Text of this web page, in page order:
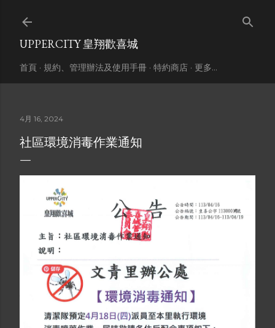
UPPERCITY 皇翔歡喜城
首頁 規約、管理辦法及使用手冊 特約商店 更多…
4月 16, 2024
社區環境消毒作業通知